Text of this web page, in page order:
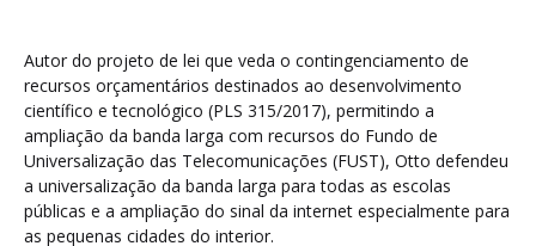
Autor do projeto de lei que veda o contingenciamento de
recursos orçamentários destinados ao desenvolvimento
científico e tecnológico (PLS 315/2017), permitindo a
ampliação da banda larga com recursos do Fundo de
Universalização das Telecomunicações (FUST), Otto defendeu
a universalização da banda larga para todas as escolas
públicas e a ampliação do sinal da internet especialmente para
as pequenas cidades do interior.